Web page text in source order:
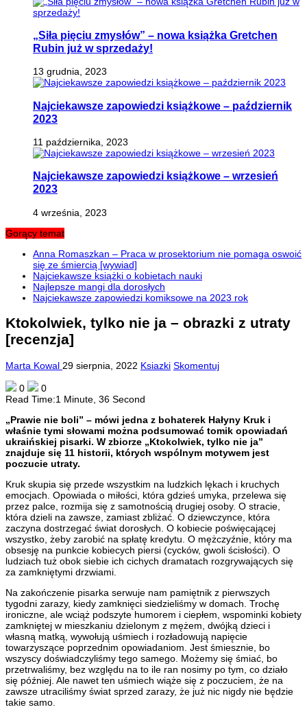
„Siła pięciu zmysłów” – nowa książka Gretchen
Rubin już w sprzedaży!
13 grudnia, 2023
Najciekawsze zapowiedzi książkowe – październik
2023
11 października, 2023
Najciekawsze zapowiedzi książkowe – wrzesień
2023
4 września, 2023
Gorący temat
Anna Romaszkan – Praca w prosektorium nie pomaga oswoić
się ze śmiercią [wywiad]
Najciekawsze książki o kobietach nauki
Najlepsze mangi dla dorosłych
Najciekawsze zapowiedzi komiksowe na 2023 rok
Ktokolwiek, tylko nie ja – obrazki z utraty
[recenzja]
Marta Kowal 29 sierpnia, 2022 Ksiazki Skomentuj
0
0
Read Time:1 Minute, 36 Second
„Prawie nie boli” – mówi jedna z bohaterek Hałyny Kruk i
właśnie tymi słowami można podsumować tomik opowiadań
ukraińskiej pisarki. W zbiorze „Ktokolwiek, tylko nie ja”
znajduje się 11 historii, których wspólnym motywem jest
poczucie utraty.
Kruk skupia się przede wszystkim na ludzkich lękach i kruchych
emocjach. Opowiada o miłości, która gdzieś umyka, przelewa się
przez palce, rozmija się z samotnością drugiej osoby. O stracie,
która dzieli na zawsze, zamiast zbliżać. O dziewczynce, która
zaczyna dostrzegać świat dorosłych. O kobiecie poświęcającej
wszystko, żeby zarobić na spłatę kredytu. O mężczyźnie, który ma
obsesję na punkcie kobiecych piersi (cycków, gwoli ścisłości). O
ludziach tuż obok siebie ich cichych dramatach rozgrywających się
za zamkniętymi drzwiami.
Na zakończenie pisarka serwuje nam pamiętnik z pierwszych
tygodni zarazy, kiedy zamknięci siedzieliśmy w domach. Trochę
ironiczne, ale wciąż podszyte humorem i ciepłem, wspominki kobiety
zamkniętej w mieszkaniu dzielonym z mężem, dwójką dzieci i
własną matką, wywołują uśmiech i rozładowują napięcie
towarzyszące poprzednim opowiadaniom. Jest śmiesznie, bo
wszyscy doświadczyliśmy tego samego. Możemy się śmiać, bo
przetrwaliśmy, bez względu na to ile ran nosimy po tym, co działo
się później. Ale nawet ten uśmiech wiąże się z poczuciem, że na
zawsze utraciliśmy świat sprzed zarazy, że już nic nigdy nie będzie
takie samo.